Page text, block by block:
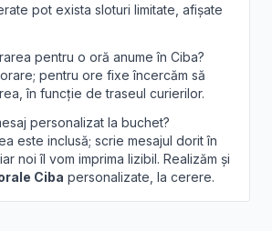
pot exista sloturi limitate, afișate
pentru o oră anume în Ciba?
pentru ore fixe încercăm să
în funcție de traseul curierilor.
personalizat la buchet?
este inclusă; scrie mesajul dorit în
noi îl vom imprima lizibil. Realizăm și
Ciba personalizate, la cerere.